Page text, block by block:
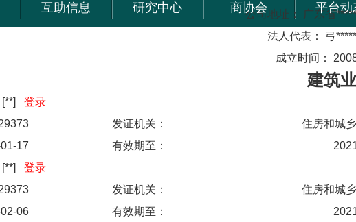
公司地址：
广东省
法人代表： 弓
成立时间：
建筑
[**] 登录
发证机关：
住房和城
17 有效期至：
[**] 登录
发证机关：
住房和城
06 有效期至：
互助信息 研究中心 商协会 平台动